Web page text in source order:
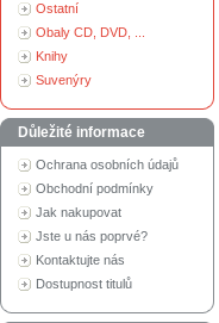
Ostatní
Obaly CD, DVD, ...
Knihy
Suvenýry
Důležité informace
Ochrana osobních údajů
Obchodní podmínky
Jak nakupovat
Jste u nás poprvé?
Kontaktujte nás
Dostupnost titulů